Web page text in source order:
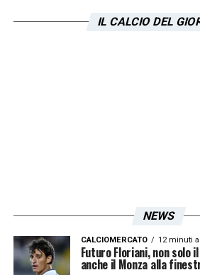
IL CALCIO DEL
NEWS
CALCIOMERCATO 12 minuti
Futuro Floriani, non solo
anche il Monza alla